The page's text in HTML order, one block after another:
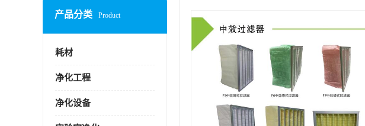
产品分类 Product
耗材
净化工程
净化设备